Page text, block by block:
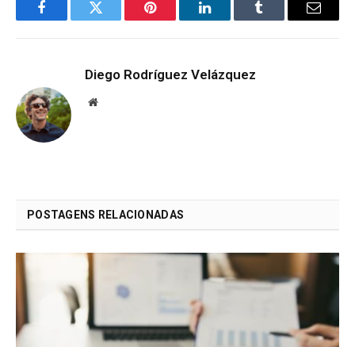
FacebookTwitter Pinterest LinkedInTumblr Email
Diego Rodríguez Velázquez
Website
POSTAGENS RELACIONADAS